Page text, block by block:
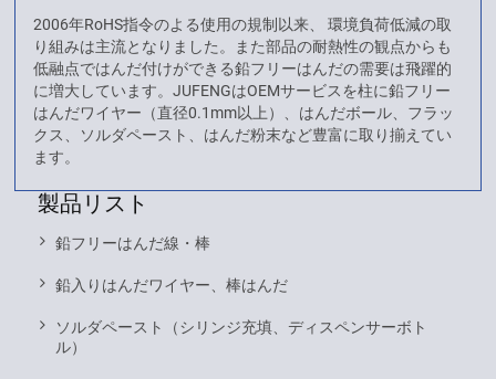
2006年RoHS指令のよる使用の規制以来、 環境負荷低減の取
り組みは主流となりました。また部品の耐熱性の観点からも
低融点ではんだ付けができる鉛フリーはんだの需要は飛躍的
に増大しています。JUFENGはOEMサービスを柱に鉛フリー
はんだワイヤー（直径0.1mm以上）、はんだボール、フラッ
クス、ソルダペースト、はんだ粉末など豊富に取り揃えてい
ます。
製品リスト
鉛フリーはんだ線・棒
鉛入りはんだワイヤー、棒はんだ
ソルダペースト（シリンジ充填、ディスペンサーボト
ル）